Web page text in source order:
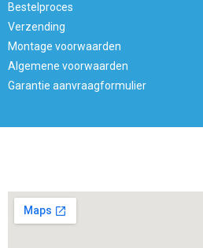
Bestelproces
Verzending
Montage voorwaarden
Algemene voorwaarden
Garantie aanvraagformulier